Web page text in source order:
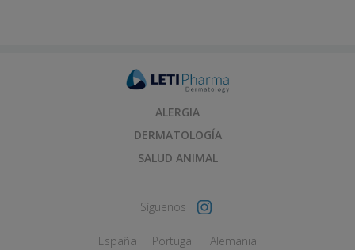
ALERGIA
DERMATOLOGÍA
SALUD ANIMAL
España Portugal Alemania
Síguenos